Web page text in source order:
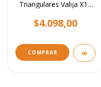
Triangulares Valija X12
$4.098,00